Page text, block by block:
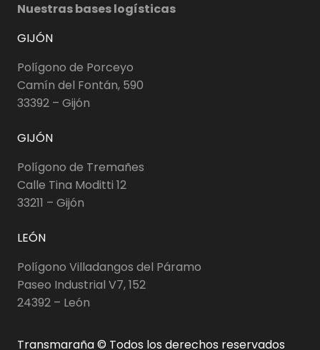
Nuestras bases logísticas
GIJÓN
Polígono de Porceyo
Camín del Fontán, 590
33392 – Gijón
GIJÓN
Polígono de Tremañes
Calle Tina Moditti 12
33211 – Gijón
LEÓN
Polígono Villadangos del Páramo
Paseo Industrial V7, 152
24392 – León
Transmaraña © Todos los derechos reservados